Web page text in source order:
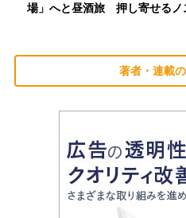
場」へと昼酒旅 押し寄せる
著者・連載